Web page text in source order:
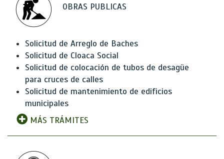
OBRAS PUBLICAS
Solicitud de Arreglo de Baches
Solicitud de Cloaca Social
Solicitud de colocación de tubos de desagüe
para cruces de calles
Solicitud de mantenimiento de edificios
municipales
MÁS TRÁMITES